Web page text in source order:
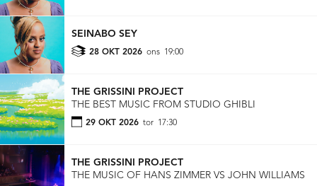
SEINABO SEY
28 OKT 2026 ons 19:00
THE GRISSINI PROJECT
THE BEST MUSIC FROM STUDIO GHIBLI
29 OKT 2026 tor 17:30
THE GRISSINI PROJECT
THE MUSIC OF HANS ZIMMER VS JOHN WILLIAMS